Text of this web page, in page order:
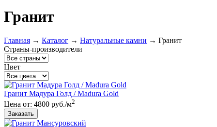
Гранит
Главная → Каталог → Натуральные камни → Гранит
Страны-производители
Цвет
Гранит Мадура Голд / Madura Gold
Цена от: 4800 руб./м2